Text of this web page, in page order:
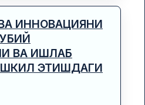
ИННОВАЦИЯНИ
ВА ИШЛАБ
ЭТИШДАГИ